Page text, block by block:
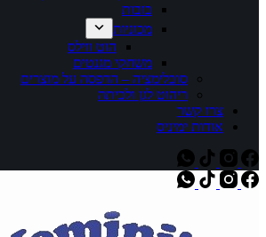
בובות
מכוניות
הוט ווילס
משחקי מגנטים
סובלימציה – הדפסה על מוצרים
ריהוט לגן ולכיתה
צרו קשר
אודות ימיניס